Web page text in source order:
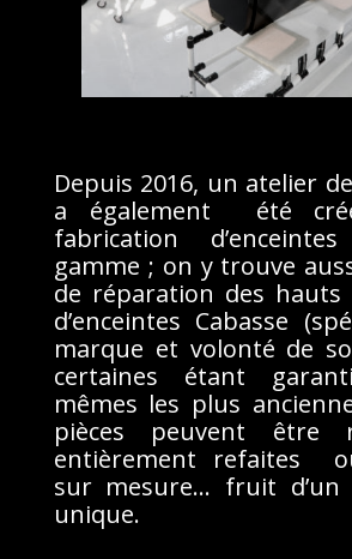
Depuis 2016, un atelier
a également été
fabrication
gamme ; on y trouve
de réparation des
d’enceintes Cabasse
marque et volonté de
certaines étant
mêmes les plus
pièces peuvent être
entièrement refaites
sur mesure… fruit d’un
unique.